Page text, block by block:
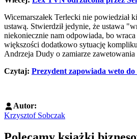
Wicemarszałek Terlecki nie powiedział
ustawą. Stwierdził jedynie, że ustawa
niekoniecznie nam odpowiada, bo
większości dodatkowo sytuację
Andrzeja Dudy o zamiarze zawetowania
Czytaj: ​ Prezydent zapowiada weto
Autor:
Krzysztof Sobczak